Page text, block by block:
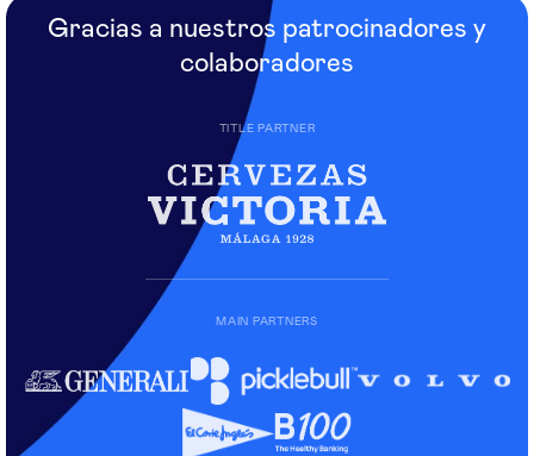
Gracias a nuestros patrocinadores y
colaboradores
TITLE PARTNER
MAIN PARTNERS